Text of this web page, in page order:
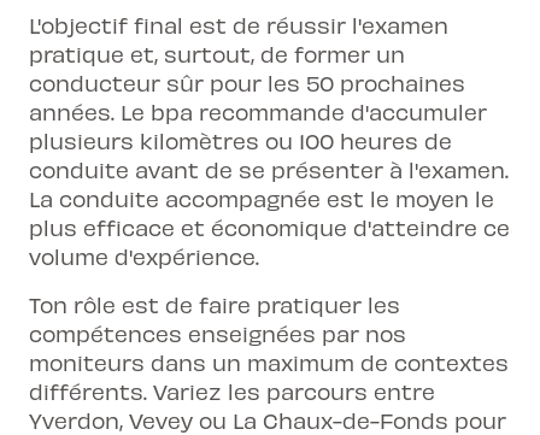
L'objectif final est de réussir l'examen
pratique et, surtout, de former un
conducteur sûr pour les 50 prochaines
années. Le bpa recommande d'accumuler
plusieurs kilomètres ou 100 heures de
conduite avant de se présenter à l'examen.
La conduite accompagnée est le moyen le
plus efficace et économique d'atteindre ce
volume d'expérience.
Ton rôle est de faire pratiquer les
compétences enseignées par nos
moniteurs dans un maximum de contextes
différents. Variez les parcours entre
Yverdon, Vevey ou La Chaux-de-Fonds pour